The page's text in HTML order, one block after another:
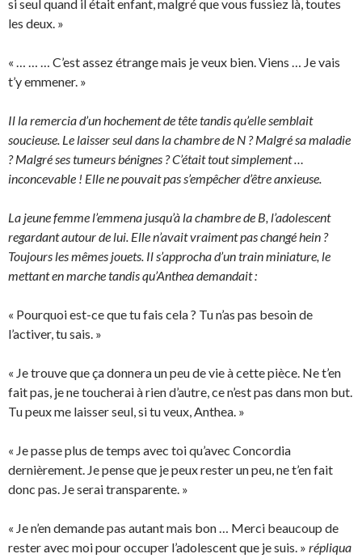
si seul quand il était enfant, malgré que vous fussiez là, toutes
les deux. »
« … … … C’est assez étrange mais je veux bien. Viens … Je vais
t’y emmener. »
Il la remercia d’un hochement de tête tandis qu’elle semblait
soucieuse. Le laisser seul dans la chambre de N ? Malgré sa maladie
? Malgré ses tumeurs bénignes ? C’était tout simplement …
inconcevable ! Elle ne pouvait pas s’empêcher d’être anxieuse.
La jeune femme l’emmena jusqu’à la chambre de B, l’adolescent
regardant autour de lui. Elle n’avait vraiment pas changé hein ?
Toujours les mêmes jouets. Il s’approcha d’un train miniature, le
mettant en marche tandis qu’Anthea demandait :
« Pourquoi est-ce que tu fais cela ? Tu n’as pas besoin de
l’activer, tu sais. »
« Je trouve que ça donnera un peu de vie à cette pièce. Ne t’en
fait pas, je ne toucherai à rien d’autre, ce n’est pas dans mon but.
Tu peux me laisser seul, si tu veux, Anthea. »
« Je passe plus de temps avec toi qu’avec Concordia
dernièrement. Je pense que je peux rester un peu, ne t’en fait
donc pas. Je serai transparente. »
« Je n’en demande pas autant mais bon … Merci beaucoup de
rester avec moi pour occuper l’adolescent que je suis. » répliqua